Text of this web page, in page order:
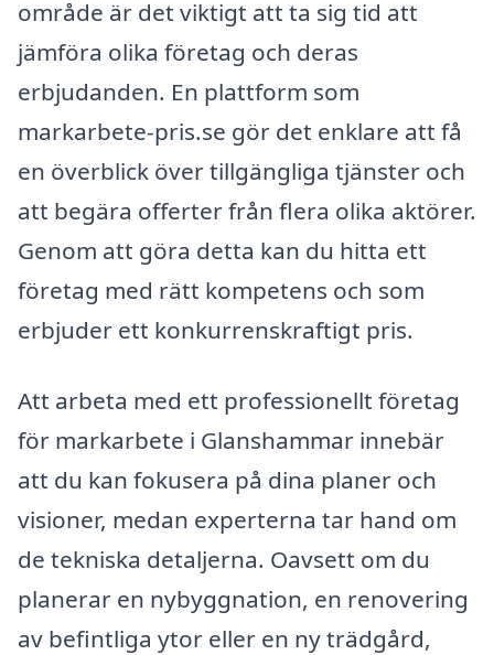
område är det viktigt att ta sig tid att
jämföra olika företag och deras
erbjudanden. En plattform som
markarbete-pris.se gör det enklare att få
en överblick över tillgängliga tjänster och
att begära offerter från flera olika aktörer.
Genom att göra detta kan du hitta ett
företag med rätt kompetens och som
erbjuder ett konkurrenskraftigt pris.
Att arbeta med ett professionellt företag
för markarbete i Glanshammar innebär
att du kan fokusera på dina planer och
visioner, medan experterna tar hand om
de tekniska detaljerna. Oavsett om du
planerar en nybyggnation, en renovering
av befintliga ytor eller en ny trädgård,